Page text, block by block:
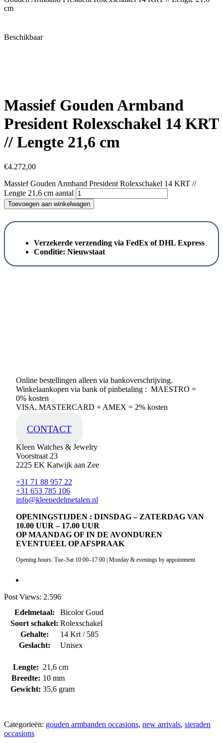
cm
Beschikbaar
Massief Gouden Armband
President Rolexschakel 14 KRT
// Lengte 21,6 cm
€4.272,00
Massief Gouden Armband President Rolexschakel 14 KRT //
Lengte 21,6 cm aantal
Toevoegen aan winkelwagen
Verzekerde verzending via FedEx of DHL Express
Conditie: Nieuwstaat
Online bestellingen alleen via bankoverschrijving.
Winkelaankopen via bank of pinbetaling : MAESTRO =
0% kosten
VISA, MASTERCARD + AMEX = 2% kosten
CONTACT
Kleen Watches & Jewelry
Voorstraat 23
2225 EK Katwijk aan Zee
+31 71 88 957 22
+31 653 785 106
info@kleenedelmetalen.nl
OPENINGSTIJDEN : DINSDAG – ZATERDAG VAN
10.00 UUR – 17.00 UUR
OP MAANDAG OF IN DE AVONDUREN
EVENTUEEL OP AFSPRAAK
Opening hours: Tue–Sat 10:00–17:00 | Monday & evenings by appointment
Post Views: 2.596
Edelmetaal:
Bicolor Goud
Soort schakel: Rolexschakel
Gehalte:
14 Krt / 585
Geslacht:
Unisex
Lengte: 21,6 cm
Breedte: 10 mm
Gewicht: 35,6 gram
Categorieën: gouden armbanden occasions, new arrivals, sieraden
occasions